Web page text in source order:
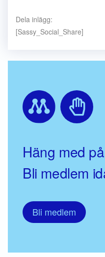
Dela inlägg:
[Sassy_Social_Share]
Häng med
Bli medlem
Bli medlem